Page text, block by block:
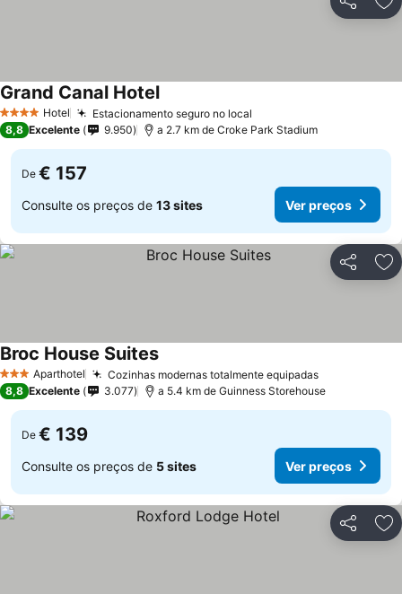
Partilhar
4 EstrelasHotel Estacionamento seguro no local
Grand Canal HotelVer preços
8,8 Excelente 9.950 a 2.7 km de Croke Park Stadium
De € 157
Consulte os preços de 13 sites Ver preços
Partilhar
3 EstrelasAparthotel Cozinhas modernas totalmente equipadasVer preços
Broc House SuitesVer preços
8,8 Excelente 3.077 a 5.4 km de Guinness Storehouse
De € 139
Consulte os preços de 5 sites Ver preços
Partilhar